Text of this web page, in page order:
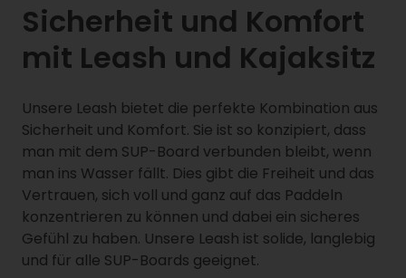
Sicherheit und Komfort
mit Leash und Kajaksitz
Unsere Leash bietet die perfekte Kombination aus
Sicherheit und Komfort. Sie ist so konzipiert, dass
man mit dem SUP-Board verbunden bleibt, wenn
man ins Wasser fällt. Dies gibt die Freiheit und das
Vertrauen, sich voll und ganz auf das Paddeln
konzentrieren zu können und dabei ein sicheres
Gefühl zu haben. Unsere Leash ist solide, langlebig
und für alle SUP-Boards geeignet.